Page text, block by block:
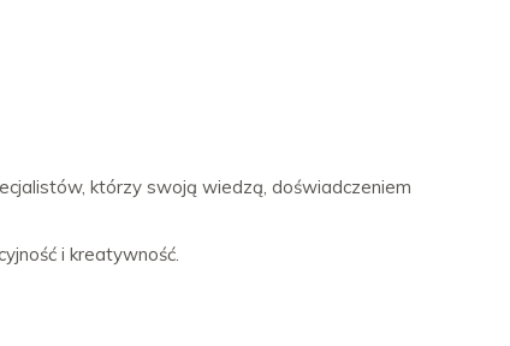
którzy swoją wiedzą, doświadczeniem
i kreatywność.